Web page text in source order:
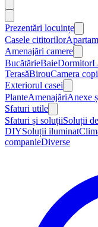
Prezentări locuințe
Casele cititorilor
Amenajări camere
BucătărieBaieDormitor
TerasăBirouCamera
Exteriorul casei
PlanteAmenajăriAnexe
Sfaturi utile
Sfaturi și soluțiiSoluții
DIYSoluții iluminat
companieDiverse